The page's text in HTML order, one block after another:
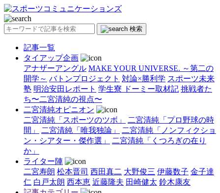
検索
記事一覧
タイアップ企画
アナザーアングル MAKE YOUR UNIVERSE. ～第二の
開学～ バトンプロジェクト 対論×勝利学 スポーツ未来
塾 明治安田レポート 学生寮 ドーミー取材記 挑戦者た
ち〜二宮清純の視点〜
二宮清純オピニオン
二宮清純「スポーツのツボ」
二宮清純「プロ野球の時
間」
二宮清純「唯我独論」
二宮清純「ノンフィクショ
ン・シアター・傑作選」
二宮清純「くつろぎの在り
か」
ライター陣
二宮寿朗 松本晋司 西田真二 大野俊三 伊藤数子 金子達
仁 白戸太朗 西本恵 近藤隆夫 田崎健太 鈴木康友